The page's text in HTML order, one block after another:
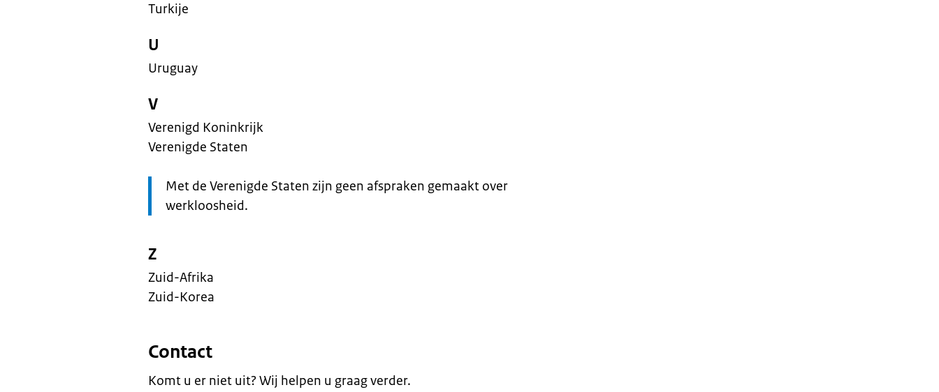
Turkije
U
Uruguay
V
Verenigd Koninkrijk
Verenigde Staten
Let
op:
Met de Verenigde Staten zijn geen afspraken gemaakt over
werkloosheid.
Z
Zuid-Afrika
Zuid-Korea
Contact
Komt u er niet uit? Wij helpen u graag verder.